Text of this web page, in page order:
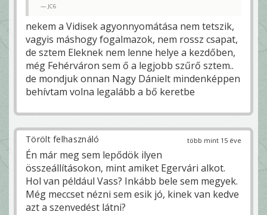
JC6
nekem a Vidisek agyonnyomátása nem tetszik,
vagyis máshogy fogalmazok, nem rossz csapat,
de sztem Eleknek nem lenne helye a kezdőben,
még Fehérváron sem ő a legjobb szűrő sztem..
de mondjuk onnan Nagy Dánielt mindenképpen
behívtam volna legalább a bő keretbe
több mint 15 éve
Törölt felhasználó
Én már meg sem lepődök ilyen
összeállításokon, mint amiket Egervári alkot.
Hol van például Vass? Inkább bele sem megyek.
Még meccset nézni sem esik jó, kinek van kedve
azt a szenvedést látni?